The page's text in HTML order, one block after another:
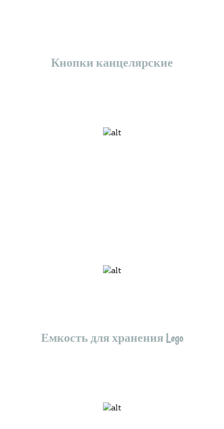
Кнопки канцелярские
Емкость для хранения Lego